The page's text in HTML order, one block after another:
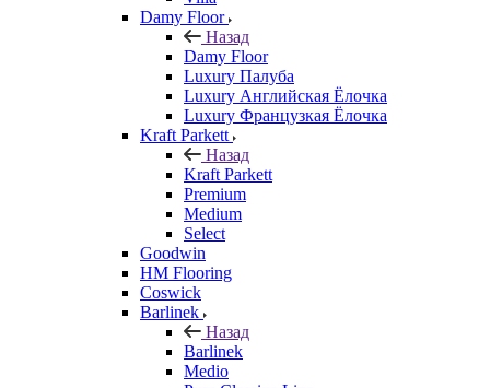
Damy Floor
Назад
Damy Floor
Luxury Палуба
Luxury Английская Ёлочка
Luxury Французкая Ёлочка
Kraft Parkett
Назад
Kraft Parkett
Premium
Medium
Select
Goodwin
HM Flooring
Coswick
Barlinek
Назад
Barlinek
Medio